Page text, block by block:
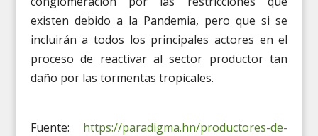
existen debido a la Pandemia, pero que si se
incluirán a todos los principales actores en el
proceso de reactivar al sector productor tan
daño por las tormentas tropicales.
Fuente: https://paradigma.hn/productores-de-